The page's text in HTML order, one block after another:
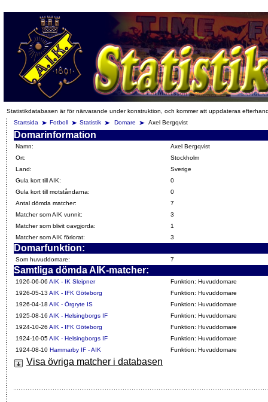
Statistikdatabasen är för närvarande under konstruktion, och kommer att uppdateras
Startsida
Fotboll Statistik Domare Axel Bergqvist
Domarinformation
Namn:
Axel Bergqvist
Ort:
Stockholm
Land:
Sverige
Gula kort till AIK:
0
Gula kort till motståndarna:
0
Antal dömda matcher:
7
Matcher som AIK vunnit:
3
Matcher som blivit oavgjorda:
1
Matcher som AIK förlorat:
3
Domarfunktion:
Som huvuddomare: 7
Samtliga dömda AIK-matcher:
1926-06-06 AIK - IK Sleipner
Funktion: Huvuddomare
1926-05-13 AIK - IFK Göteborg
Funktion: Huvuddomare
1926-04-18 AIK - Örgryte IS
Funktion: Huvuddomare
1925-08-16 AIK - Helsingborgs IF
Funktion: Huvuddomare
1924-10-26 AIK - IFK Göteborg
Funktion: Huvuddomare
1924-10-05AIK - Helsingborgs IF
Funktion: Huvuddomare
1924-08-10 Hammarby IF - AIK Funktion: Huvuddomare
Visa övriga matcher i databasen